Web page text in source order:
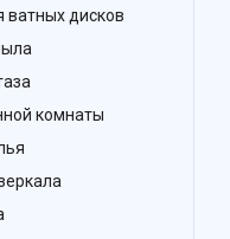
дисков
комнаты